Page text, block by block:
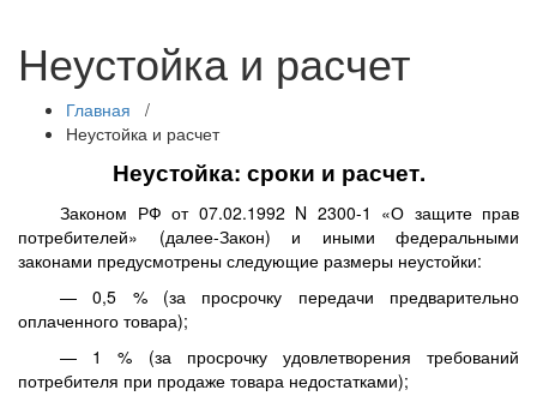
Неустойка и расчет
Главная /
Неустойка и расчет
Неустойка: сроки и расчет.
Законом РФ от 07.02.1992 N 2300-1 «О защите прав
потребителей» (далее-Закон) и иными федеральными
законами предусмотрены следующие размеры неустойки:
— 0,5 % (за просрочку передачи предварительно
оплаченного товара);
— 1 % (за просрочку удовлетворения требований
потребителя при продаже товара недостатками);